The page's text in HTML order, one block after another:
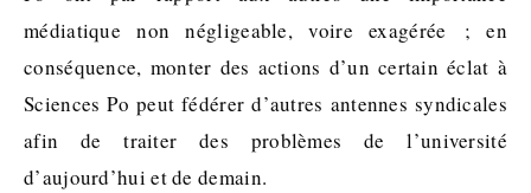
médiatique non négligeable, voire exagérée ; en
conséquence, monter des actions d’un certain éclat à
Sciences Po peut fédérer d’autres antennes syndicales
afin de traiter des problèmes de l’université
d’aujourd’hui et de demain.